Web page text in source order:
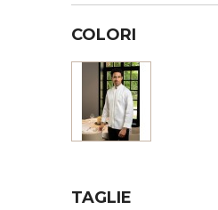
COLORI
TAGLIE